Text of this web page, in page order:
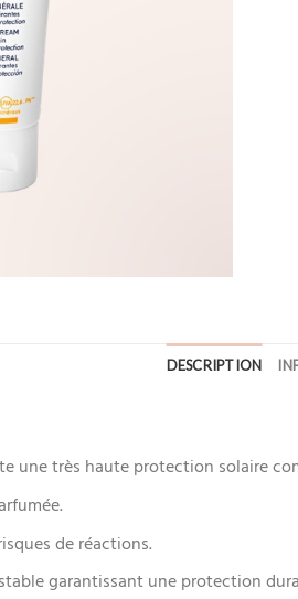
DESCRIPTION
une très haute protection solaire
de réactions.
garantissant une protection